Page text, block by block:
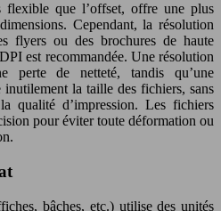
flexible que l’offset, offre une plus
Cependant, la résolution
flyers ou des brochures de haute
est recommandée. Une résolution
perte de netteté, tandis qu’une
inutilement la taille des fichiers, sans
qualité d’impression. Les fichiers
pour éviter toute déformation ou
bâches, etc.) utilise des unités